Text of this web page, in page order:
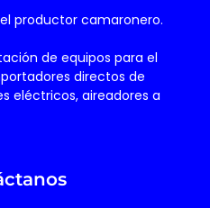
productor camaronero.
de equipos para el
directos de
eléctricos, aireadores a